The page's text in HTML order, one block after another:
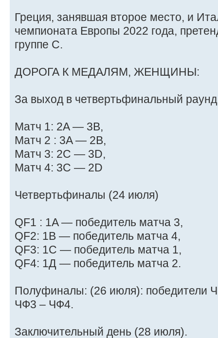
Греция, занявшая второе место, и
чемпионата Европы 2022 года,
группе C.
ДОРОГА К МЕДАЛЯМ, ЖЕНЩИНЫ:
За выход в четвертьфинальный
Матч 1: 2A — 3B,
Матч 2 : 3A — 2B,
Матч 3: 2C — 3D,
Матч 4: 3C — 2D
Четвертьфиналы (24 июля)
QF1 : 1A — победитель матча 3,
QF2: 1B — победитель матча 4,
QF3: 1C — победитель матча 1,
QF4: 1Д — победитель матча 2.
Полуфиналы: (26 июля): победители
ЧФ3 – ЧФ4.
Заключительный день (28 июля).